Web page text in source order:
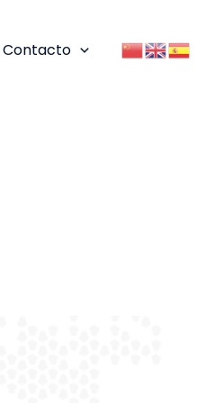
Contacto